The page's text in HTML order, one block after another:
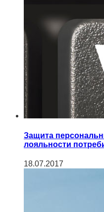
Защита
лояльности
18.07.2017